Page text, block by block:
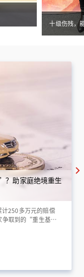
十级伤残，
？助家庭绝境重生
250多万元的赔偿
争取到的“重生基